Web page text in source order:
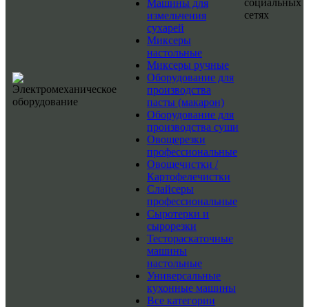
Машины для
измельчения
сухарей
Миксеры
настольные
Миксеры ручные
Оборудование для
производства
пасты (макарон)
Оборудование для
производства суши
Овощерезки
профессиональные
Овощечистки /
Картофелечистки
Слайсеры
профессиональные
Сыротерки и
сырорезки
Тестораскаточные
машины
настольные
Универсальные
кухонные машины
Все категории
социальных
сетях